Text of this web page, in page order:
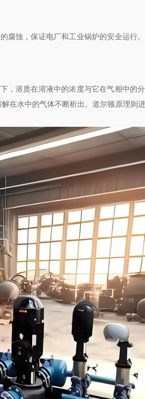
腐蚀，保证电厂和工业锅炉的安全运行
，溶质在溶液中的浓度与它在气相中的
在水中的气体不断析出。道尔顿原理则